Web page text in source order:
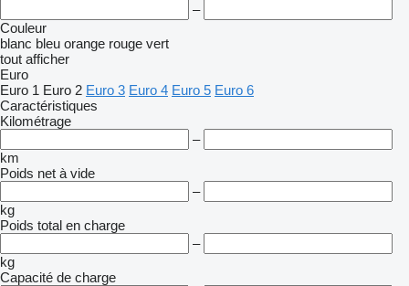
–
Couleur
blanc bleu orange rouge vert
tout afficher
Euro
Euro 1 Euro 2 Euro 3 Euro 4 Euro 5 Euro 6
Caractéristiques
Kilométrage
–
km
Poids net à vide
–
kg
Poids total en charge
–
kg
Capacité de charge